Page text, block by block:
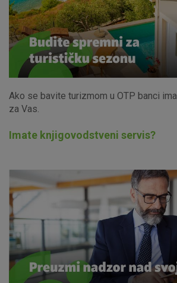
Ako se bavite turizmom u OTP banci
za Vas.
Imate knjigovodstveni servis?